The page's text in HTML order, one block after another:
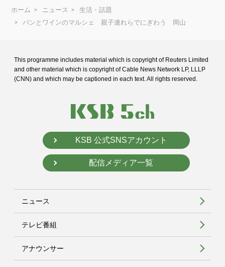
ホーム ニュース
生活・話題
パンとワインのマルシェ 親子連れらでにぎわう 岡山
This programme includes material which is copyright of Reuters Limited
and other material which is copyright of Cable News Network LP, LLLP
(CNN) and which may be captioned in each text. All rights reserved.
KSB 公式SNSアカウント
配信メディア一覧
ニュース
テレビ番組
アナウンサー